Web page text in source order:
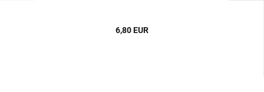
6,80 EUR